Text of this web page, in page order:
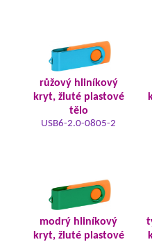
růžový hliníkový
kryt, žluté plastové
tělo
USB6-2.0-0805-2
modrý hliníkový
kryt, žluté plastové